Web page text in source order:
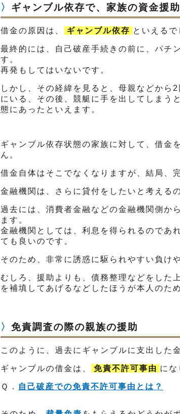
ギャンブル依存で、家族の資金援
借金の原因は、 ギャンブル依存 といえるで
最終的には、自己破産手続きの前に、パチ
す。
再発もしてはいないです。
しかし、その経緯を見ると、母親などから
にいる、その後、競艇に手を出してしまう
態にあったといえます。
ギャンブル依存状態の家族に対して、借金
ん。
借金自体はそこでなくなりますが、結局、
金融機関は、さらに貸付をしたいと考える
過去には、消費者金融などの金融機関側か
ます。
金融機関としては、利息を得られるのであ
ても良いのです。
そのため、非常に誘惑に駆られやすい負け
むしろ、援助よりも、債務整理などをした
を補填してあげるなどしたほうが本人のた
免責調査の際の親族の援助
このように、過去にギャンブルに支出した
ギャンブルの借金は、 免責不許可事由 にな
Ｑ． 自己破産での免責不許可事由とは？